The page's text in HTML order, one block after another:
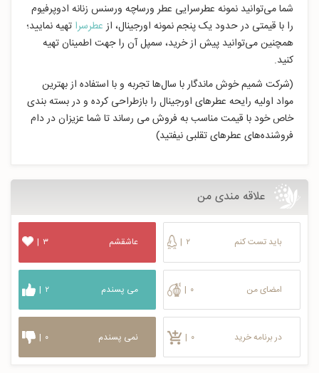
شما می‌توانید نمونه عطرسرایی عطر ورساچه ورسنس زنانه ادوپرفیوم
را با قیمتی در حدود یک پنجم نمونه اورجینال، ازعطرسرا تهیه نمایید؛
همچنین می‌توانید پیش از خرید، سمپل آن را جهت اطمینان تهیه
کنید.
(شرکت شمیم خوش ماندگار با سال‌ها تجربه و با استفاده از بهترین
مواد اولیه رایحه عطرهای اورجینال را بازطراحی کرده و در بسته بندی
خاص خود با قیمت مناسب به فروش می رساند تا شما عزیزان در دام
فروشنده‌های عطرهای تقلبی نیفتید)
علاقه مندی من
باید تست کنم | ۲
امضای من | ۰
در برنامه خرید | ۰
عاشقشم | ۳
می پسندم | ۲
نمی پسندم | ۰